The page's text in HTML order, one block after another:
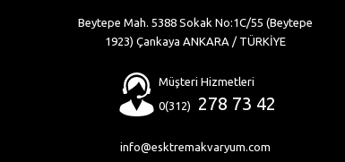
Beytepe Mah. 5388 Sokak No:1C/55 (Beytepe
1923) Çankaya ANKARA / TÜRKİYE
Müşteri Hizmetleri
0(312)
278 73 42
info@esktremakvaryum.com